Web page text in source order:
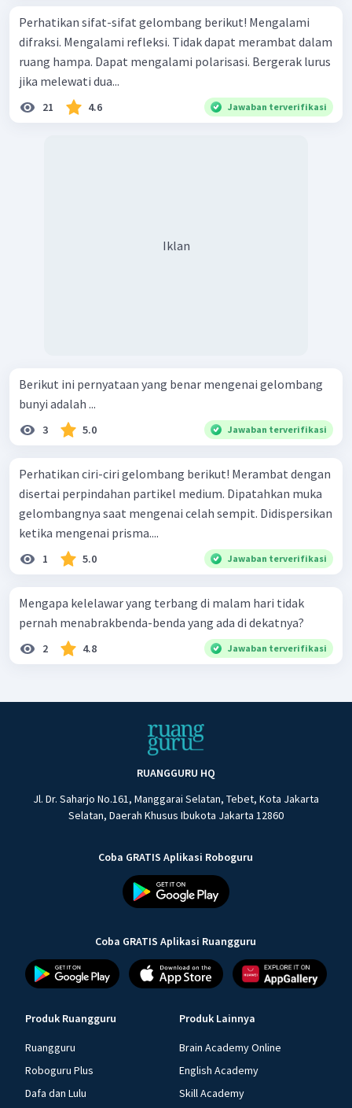
Perhatikan sifat-sifat gelombang berikut! Mengalami
difraksi. Mengalami refleksi. Tidak dapat merambat dalam
ruang hampa. Dapat mengalami polarisasi. Bergerak lurus
jika melewati dua...
21 4.6 Jawaban terverifikasi
Iklan
Berikut ini pernyataan yang benar mengenai gelombang
bunyi adalah ...
3 5.0 Jawaban terverifikasi
Perhatikan ciri-ciri gelombang berikut! Merambat dengan
disertai perpindahan partikel medium. Dipatahkan muka
gelombangnya saat mengenai celah sempit. Didispersikan
ketika mengenai prisma....
1 5.0 Jawaban terverifikasi
Mengapa kelelawar yang terbang di malam hari tidak
pernah menabrakbenda-benda yang ada di dekatnya?
2 4.8 Jawaban terverifikasi
RUANGGURU HQ
Jl. Dr. Saharjo No.161, Manggarai Selatan, Tebet, Kota Jakarta
Selatan, Daerah Khusus Ibukota Jakarta 12860
Coba GRATIS Aplikasi Roboguru
Coba GRATIS Aplikasi Ruangguru
Produk Ruangguru
Ruangguru
Roboguru Plus
Dafa dan Lulu
Produk Lainnya
Brain Academy Online
English Academy
Skill Academy